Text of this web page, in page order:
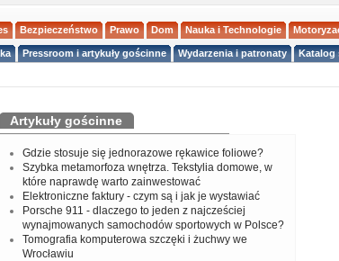
Bezpieczeństwo Prawo Dom Nauka i Technologie
Pressroom i artykuły gościnne Wydarzenia i patronaty Katalog
Artykuły gościnne
Gdzie stosuje się jednorazowe rękawice foliowe?
Szybka metamorfoza wnętrza. Tekstylia domowe, w
które naprawdę warto zainwestować
Elektroniczne faktury - czym są i jak je wystawiać
Porsche 911 - dlaczego to jeden z najcześciej
wynajmowanych samochodów sportowych w Polsce?
Tomografia komputerowa szczęki i żuchwy we
Wrocławiu